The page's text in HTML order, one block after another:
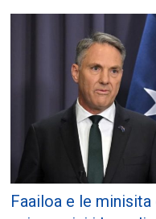
Faailoa e le